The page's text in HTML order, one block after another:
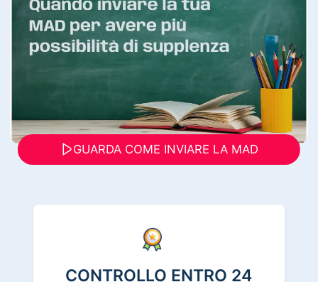
GUARDA COME INVIARE LA MAD
CONTROLLO ENTRO 24